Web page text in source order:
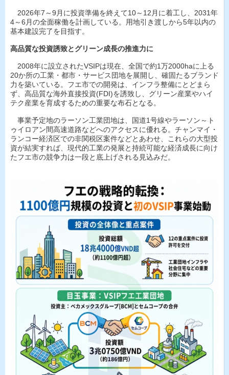
2026年7～9月に投資準備を終えて10～12月に着工し、2031年
4～6月の全面稼働を計画している。用地引き渡しから5年以内の
基本建設完了を目指す。
高品質な投資誘致とグリーン成長の推進力に
2008年に設立されたVSIPは現在、全国で約1万2000haに上る
20か所の工業・都市・サービス団地を展開し、確固たるブランド
力を築いている。フエ市での開発は、インフラ整備にとどまら
ず、高品質な海外直接投資(FDI)を誘致し、グリーン産業やハイ
テク産業を育成するための重要な布石となる。
事業予定地のラーソン工業団地は、国道1号線やラーソン～ト
ゥイロアン間高速道路などへのアクセスに優れる。チャンマイ・
ランコー経済区での非関税区案件などとあわせ、これらの大型投
資が結実すれば、現代的工業の発展と持続可能な経済成長に向け
たフエ市の競争力は一段と底上げされる見込みだ。